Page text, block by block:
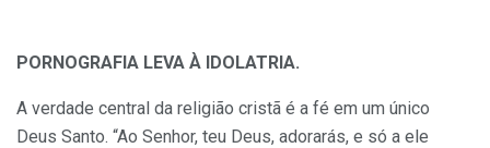
PORNOGRAFIA LEVA À IDOLATRIA.
A verdade central da religião cristã é a fé em um único
Deus Santo. “Ao Senhor, teu Deus, adorarás, e só a ele